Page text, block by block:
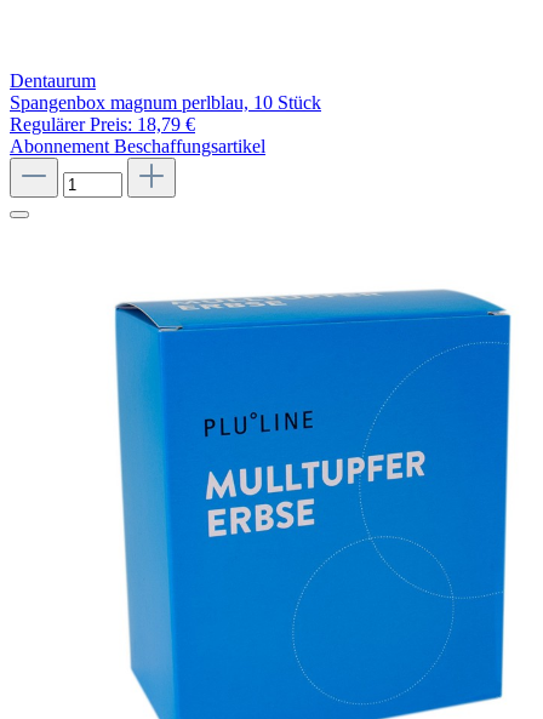
Dentaurum
Spangenbox magnum perlblau, 10 Stück
Regulärer Preis: 18,79 €
Abonnement Beschaffungsartikel